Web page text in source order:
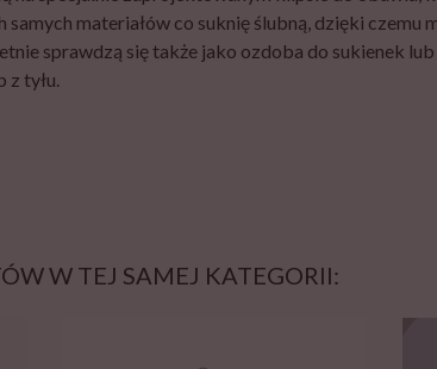
materiałów co suknię ślubną, dzięki czemu
sprawdzą się także jako ozdoba do sukienek
z tyłu.
W TEJ SAMEJ KATEGORII: